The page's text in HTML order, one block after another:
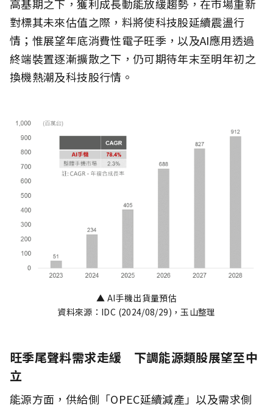
高基期之下，獲利成長動能放緩趨勢，在市場重新
對標其未來估值之際，料將使科技股延續震盪行
情；惟展望年底消費性電子旺季，以及AI應用透過
終端裝置逐漸擴散之下，仍可期待年末至明年初之
換機熱潮及科技股行情。
▲ AI手機出貨量預估
資料來源：IDC (2024/08/29)，玉山整理
旺季尾聲料需求走緩 下調能源類股展望至中
立
能源方面，供給側「OPEC延續減產」以及需求側